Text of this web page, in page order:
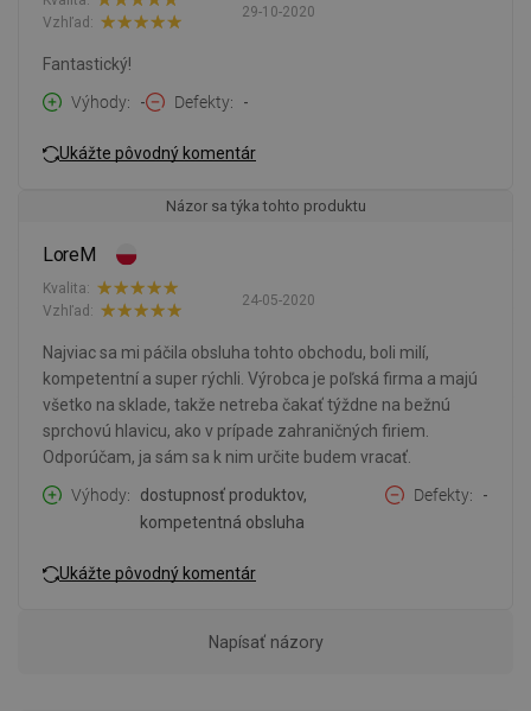
29-10-2020
Vzhľad:
Fantastický!
Výhody
- Defekty -
Ukážte pôvodný komentár
Názor sa týka tohto produktu
LoreM
24-05-2020
Kvalita:
Vzhľad:
Najviac sa mi páčila obsluha tohto obchodu, boli milí,
kompetentní a super rýchli. Výrobca je poľská firma a majú
všetko na sklade, takže netreba čakať týždne na bežnú
sprchovú hlavicu, ako v prípade zahraničných firiem.
Odporúčam, ja sám sa k nim určite budem vracať.
Výhody
dostupnosť produktov,
kompetentná obsluha
Defekty -
Ukážte pôvodný komentár
Napísať názory